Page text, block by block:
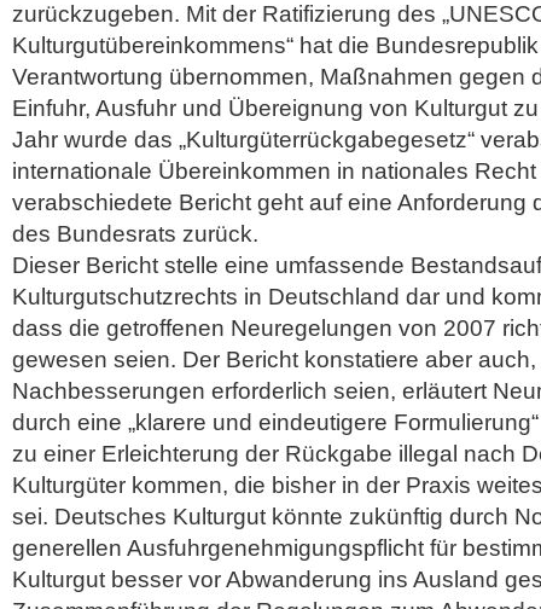
zurückzugeben. Mit der Ratifizierung des
Kulturgutübereinkommens“ hat die
Verantwortung übernommen, Maßnahmen gegen
Einfuhr, Ausfuhr und Übereignung von Kulturgut
Jahr wurde das „Kulturgüterrückgabegesetz“
internationale Übereinkommen in nationales
verabschiedete Bericht geht auf eine Anforderung
des Bundesrats zurück.
Dieser Bericht stelle eine umfassende
Kulturgutschutzrechts in Deutschland dar und
dass die getroffenen Neuregelungen von 2007
gewesen seien. Der Bericht konstatiere aber
Nachbesserungen erforderlich seien, erläutert
durch eine „klarere und eindeutigere
zu einer Erleichterung der Rückgabe illegal nach
Kulturgüter kommen, die bisher in der Praxis
sei. Deutsches Kulturgut könnte zukünftig durch
generellen Ausfuhrgenehmigungspflicht für
Kulturgut besser vor Abwanderung ins Ausland